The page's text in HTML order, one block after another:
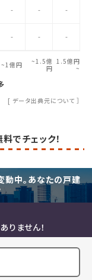
- - -
- - -
~1億円
~1.5億
円
1.5億円
~
[ データ出典元について ］
でチェック！
中。あなたの戸建
ません！